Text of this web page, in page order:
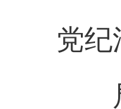
党纪